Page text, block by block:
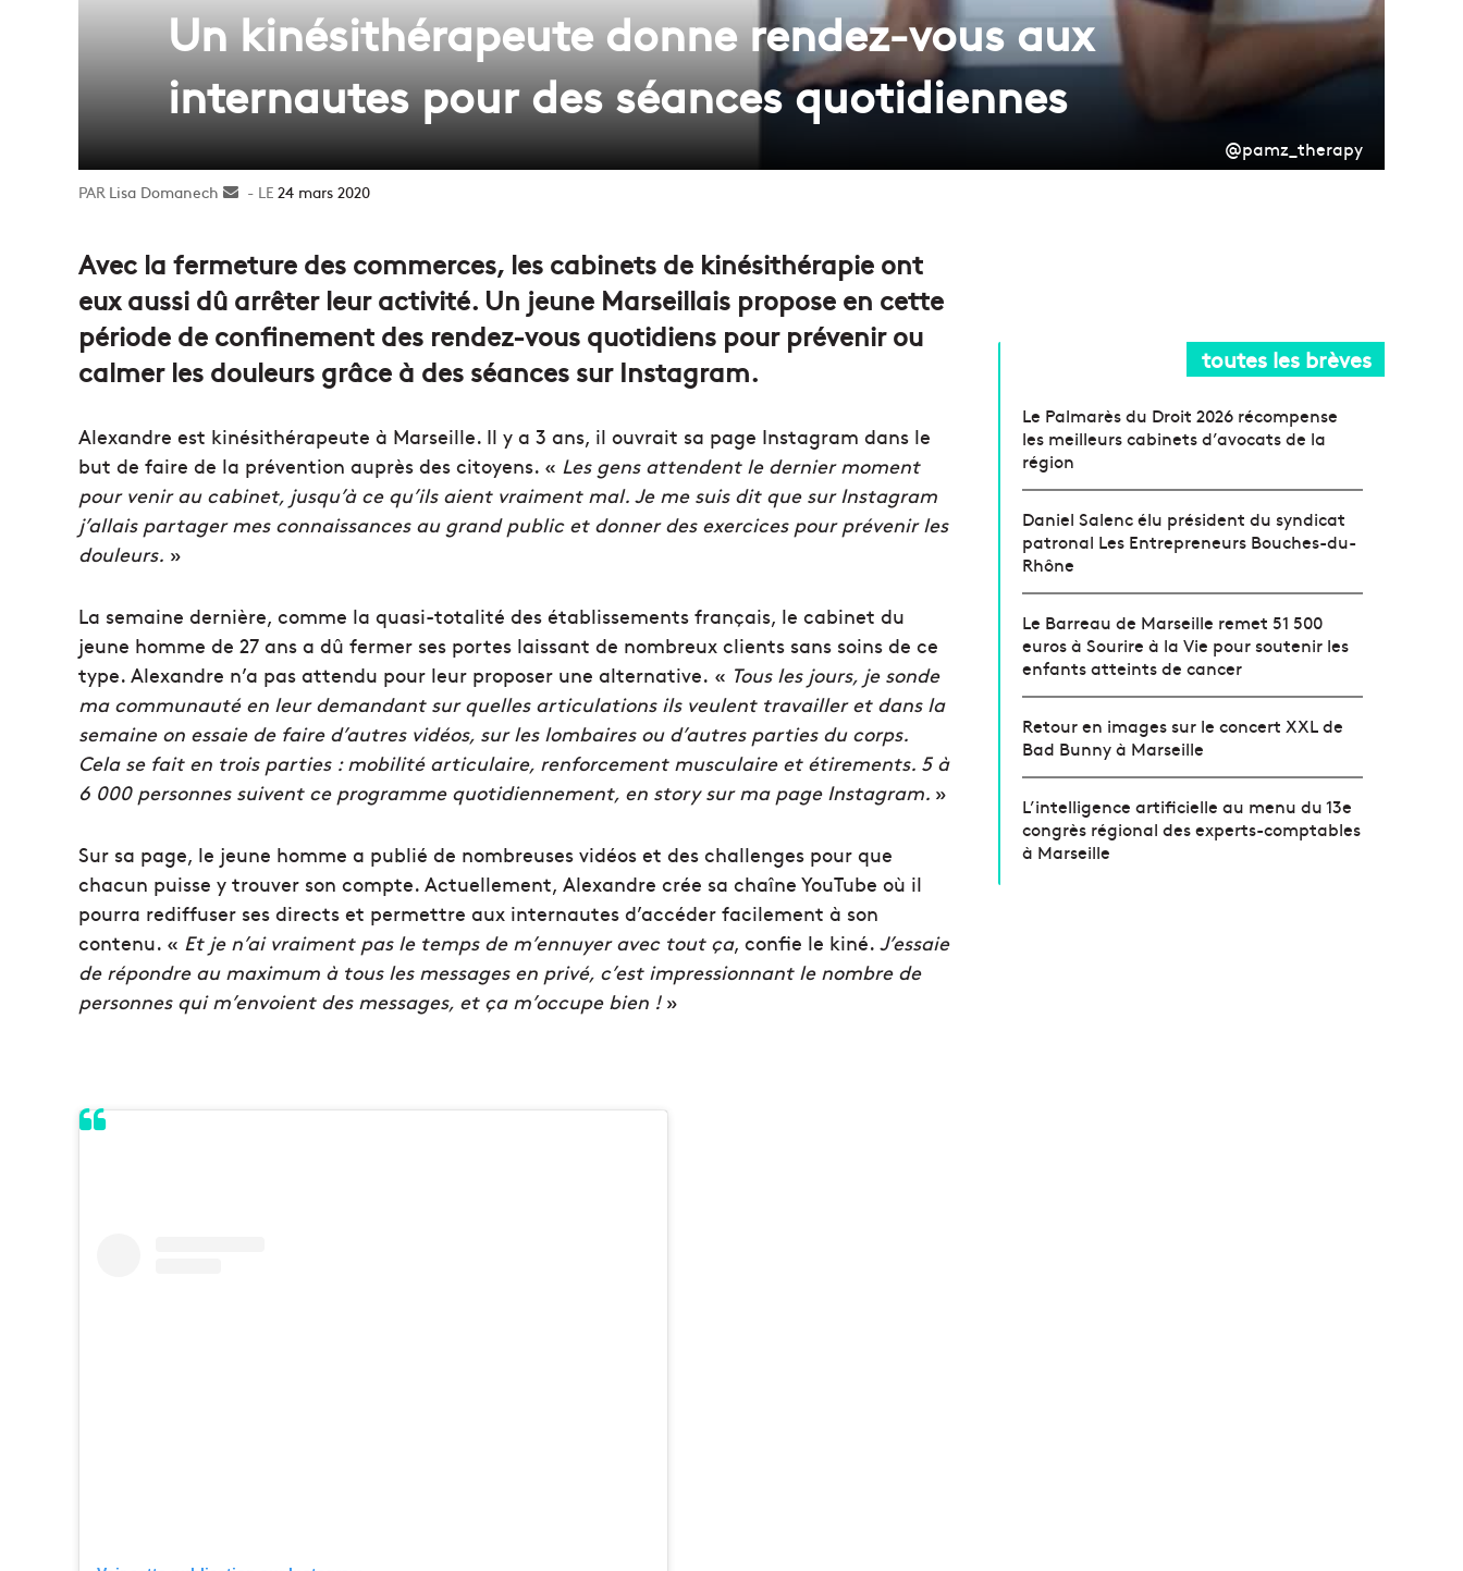
Un kinésithérapeute donne rendez-vous aux
internautes pour des séances quotidiennes
@pamz_therapy
Lisa Domanech
Envoyer24 mars 2020
Avec la fermeture des commerces, les cabinets de kinésithérapie ont
eux aussi dû arrêter leur activité. Un jeune Marseillais propose en cette
période de confinement des rendez-vous quotidiens pour prévenir ou
calmer les douleurs grâce à des séances sur Instagram.
Alexandre est kinésithérapeute à Marseille. Il y a 3 ans, il ouvrait sa page Instagram dans le
but de faire de la prévention auprès des citoyens. « Les gens attendent le dernier moment
pour venir au cabinet, jusqu’à ce qu’ils aient vraiment mal. Je me suis dit que sur Instagram
j’allais partager mes connaissances au grand public et donner des exercices pour prévenir les
douleurs. »
La semaine dernière, comme la quasi-totalité des établissements français, le cabinet du
jeune homme de 27 ans a dû fermer ses portes laissant de nombreux clients sans soins de ce
type. Alexandre n’a pas attendu pour leur proposer une alternative. « Tous les jours, je sonde
ma communauté en leur demandant sur quelles articulations ils veulent travailler et dans la
semaine on essaie de faire d’autres vidéos, sur les lombaires ou d’autres parties du corps.
Cela se fait en trois parties : mobilité articulaire, renforcement musculaire et étirements. 5 à
6 000 personnes suivent ce programme quotidiennement, en story sur ma page Instagram. »
Sur sa page, le jeune homme a publié de nombreuses vidéos et des challenges pour que
chacun puisse y trouver son compte. Actuellement, Alexandre crée sa chaîne YouTube où il
pourra rediffuser ses directs et permettre aux internautes d’accéder facilement à son
contenu. « Et je n’ai vraiment pas le temps de m’ennuyer avec tout ça, confie le kiné. J’essaie
de répondre au maximum à tous les messages en privé, c’est impressionnant le nombre de
personnes qui m’envoient des messages, et ça m’occupe bien ! »
toutes les brèves
Le Palmarès du Droit 2026 récompense
les meilleurs cabinets d’avocats de la
région
Daniel Salenc élu président du syndicat
patronal Les Entrepreneurs Bouches-du-
Rhône
Le Barreau de Marseille remet 51 500
euros à Sourire à la Vie pour soutenir les
enfants atteints de cancer
Retour en images sur le concert XXL de
Bad Bunny à Marseille
L’intelligence artificielle au menu du 13e
congrès régional des experts-comptables
à Marseille